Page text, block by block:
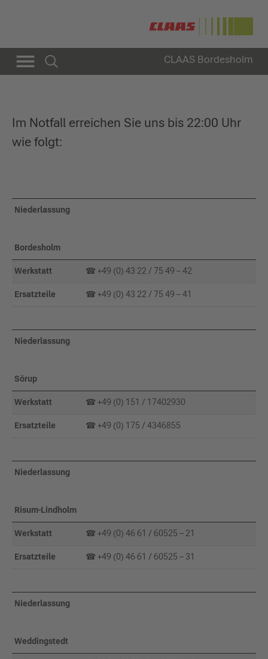
CLAAS Bordesholm
Im Notfall erreichen Sie uns bis 22:00 Uhr
wie folgt:
Niederlassung
Bordesholm
Werkstatt ☎ +49 (0) 43 22 / 75 49 – 42
Ersatzteile ☎ +49 (0) 43 22 / 75 49 – 41
Niederlassung
Sörup
Werkstatt ☎ +49 (0) 151 / 17402930
Ersatzteile ☎ +49 (0) 175 / 4346855
Niederlassung
Risum-Lindholm
Werkstatt ☎ +49 (0) 46 61 / 60525 – 21
Ersatzteile ☎ +49 (0) 46 61 / 60525 – 31
Niederlassung
Weddingstedt